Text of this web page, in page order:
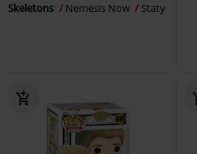
Skeletons
Nemesis Now Staty